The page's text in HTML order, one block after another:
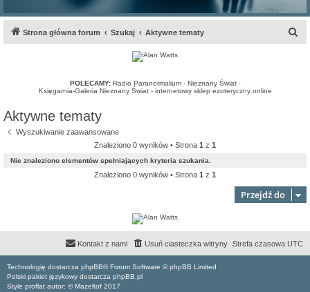
Strona główna forum Szukaj Aktywne tematy
POLECAMY: Radio Paranormalium· Nieznany Świat·
Księgarnia-Galeria Nieznany Świat - internetowy sklep ezoteryczny online
Aktywne tematy
Wyszukiwanie zaawansowane
Znaleziono 0 wyników • Strona 1 z 1
Nie znaleziono elementów spełniających kryteria szukania.
Znaleziono 0 wyników • Strona 1 z 1
Przejdź do
Strefa czasowa UTC
Usuń ciasteczka witryny
Kontakt z nami
Technologię dostarcza phpBB® Forum Software © phpBB Limited
Polski pakiet językowy dostarcza phpBB.pl
Style proflat autor: ©Mazeltof 2017